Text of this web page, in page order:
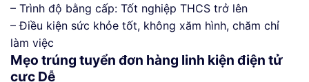
– Trình độ bằng cấp: Tốt nghiệp THCS trở lên
– Điều kiện sức khỏe tốt, không xăm hình, chăm chỉ
làm việc
Mẹo trúng tuyển đơn hàng linh kiện điện tử
cực Dễ